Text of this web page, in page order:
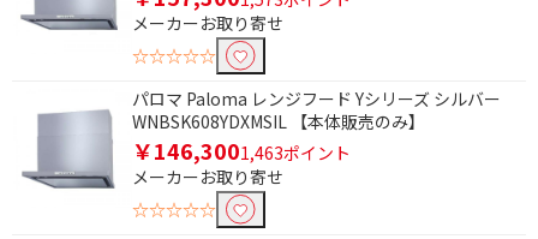
メーカーお取り寄せ
☆☆☆☆☆
パロマ Paloma レンジフード Yシリーズ シルバー
WNBSK608YDXMSIL 【本体販売のみ】
￥146,3001,463ポイント
メーカーお取り寄せ
☆☆☆☆☆